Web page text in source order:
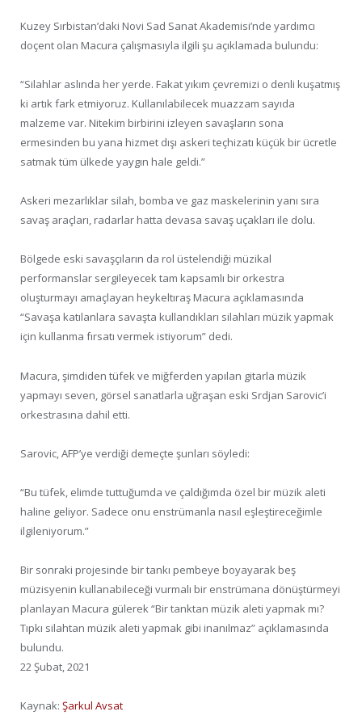
Kuzey Sırbistan’daki Novi Sad Sanat Akademisi’nde yardımcı
doçent olan Macura çalışmasıyla ilgili şu açıklamada bulundu:
“Silahlar aslında her yerde. Fakat yıkım çevremizi o denli kuşatmış
ki artık fark etmiyoruz. Kullanılabilecek muazzam sayıda
malzeme var. Nitekim birbirini izleyen savaşların sona
ermesinden bu yana hizmet dışı askeri teçhizatı küçük bir ücretle
satmak tüm ülkede yaygın hale geldi.”
Askeri mezarlıklar silah, bomba ve gaz maskelerinin yanı sıra
savaş araçları, radarlar hatta devasa savaş uçakları ile dolu.
Bölgede eski savaşçıların da rol üstelendiği müzikal
performanslar sergileyecek tam kapsamlı bir orkestra
oluşturmayı amaçlayan heykeltıraş Macura açıklamasında
“Savaşa katılanlara savaşta kullandıkları silahları müzik yapmak
için kullanma fırsatı vermek istiyorum” dedi.
Macura, şimdiden tüfek ve miğferden yapılan gitarla müzik
yapmayı seven, görsel sanatlarla uğraşan eski Srdjan Sarovic’i
orkestrasına dahil etti.
Sarovic, AFP’ye verdiği demeçte şunları söyledi:
“Bu tüfek, elimde tuttuğumda ve çaldığımda özel bir müzik aleti
haline geliyor. Sadece onu enstrümanla nasıl eşleştireceğimle
ilgileniyorum.”
Bir sonraki projesinde bir tankı pembeye boyayarak beş
müzisyenin kullanabileceği vurmalı bir enstrümana dönüştürmeyi
planlayan Macura gülerek “Bir tanktan müzik aleti yapmak mı?
Tıpkı silahtan müzik aleti yapmak gibi inanılmaz” açıklamasında
bulundu.
22 Şubat, 2021
Kaynak: Şarkul Avsat